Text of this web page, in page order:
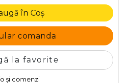
în Coș
comanda
la favorite
și comenzi